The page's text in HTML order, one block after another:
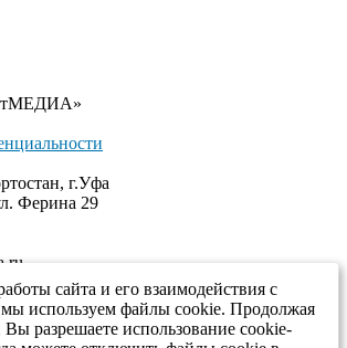
сайта и его взаимодействия с
мы используем файлы cookie. Продолжая
Вы разрешаете использование cookie-
г.Уфа
Ферина 29